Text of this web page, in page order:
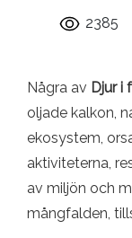
2385
Några av Djur i
oljade kalkon,
ekosystem,
aktiviteterna,
av miljön och
mångfalden,